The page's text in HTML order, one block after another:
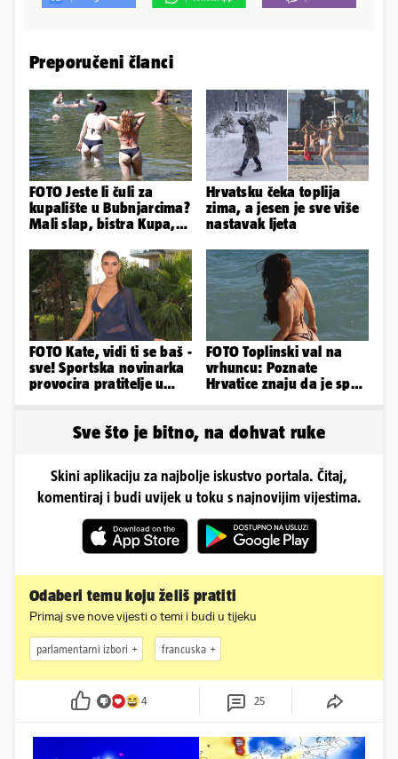
Preporučeni članci
FOTO Jeste li čuli za
kupalište u Bubnjarcima?
Mali slap, bistra Kupa,
idila!
Hrvatsku čeka toplija
zima, a jesen je sve više
nastavak ljeta
FOTO Kate, vidi ti se baš -
sve! Sportska novinarka
provocira pratitelje u
FOTO Toplinski val na
vrhuncu: Poznate
Hrvatice znaju da je spas
Sve što je bitno, na dohvat ruke
Skini aplikaciju za najbolje iskustvo portala. Čitaj,
komentiraj i budi uvijek u toku s najnovijim vijestima.
Odaberi temu koju želiš pratiti
Primaj sve nove vijesti o temi i budi u tijeku
parlamentarni izbori francuska
4 25